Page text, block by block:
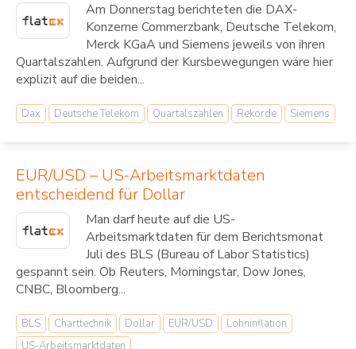
Am Donnerstag berichteten die DAX-
Konzerne Commerzbank, Deutsche Telekom,
Merck KGaA und Siemens jeweils von ihren
Quartalszahlen. Aufgrund der Kursbewegungen wäre hier
explizit auf die beiden...
Dax Deutsche Telekom Quartalszahlen Rekorde Siemens
EUR/USD – US-Arbeitsmarktdaten
entscheidend für Dollar
Man darf heute auf die US-
Arbeitsmarktdaten für dem Berichtsmonat
Juli des BLS (Bureau of Labor Statistics)
gespannt sein. Ob Reuters, Morningstar, Dow Jones,
CNBC, Bloomberg...
BLS Charttechnik Dollar EUR/USD
Lohninflation
US-Arbeitsmarktdaten